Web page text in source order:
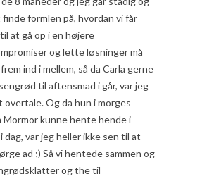
formlen på, hvordan vi får
at gå op i en højere
og lette løsninger må
ind i mellem, så da Carla gerne
til aftensmad i går, var jeg
overtale. Og da hun i morges
Mormor kunne hente hende i
dag, var jeg heller ikke sen til at
ad ;) Så vi hentede sammen og
og the til